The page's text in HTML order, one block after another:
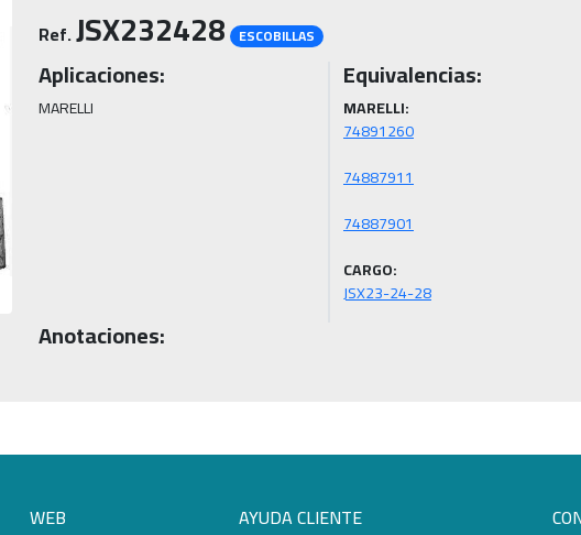
Ref.JSX232428 ESCOBILLAS
Aplicaciones:
MARELLI
Equivalencias:
MARELLI:
74891260
74887911
74887901
CARGO:
JSX23-24-28
Anotaciones:
WEB
AYUDA CLIENTE